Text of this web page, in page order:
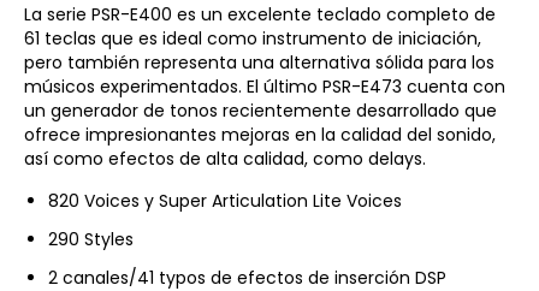
La serie PSR-E400 es un excelente teclado completo de
61 teclas que es ideal como instrumento de iniciación,
pero también representa una alternativa sólida para los
músicos experimentados. El último PSR-E473 cuenta con
un generador de tonos recientemente desarrollado que
ofrece impresionantes mejoras en la calidad del sonido,
así como efectos de alta calidad, como delays.
820 Voices y Super Articulation Lite Voices
290 Styles
2 canales/41 typos de efectos de inserción DSP